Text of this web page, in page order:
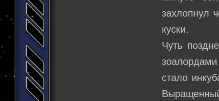
захлопнул
куски.
Чуть
стало